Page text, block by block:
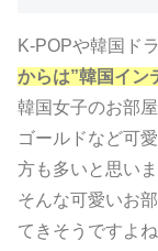
K-POPや韓国ド
からは”韓国イン
韓国女子のお部
ゴールドなど可
方も多いと思いま
そんな可愛いお
てきそうですよね